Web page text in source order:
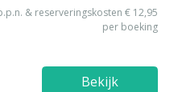
& reserveringskosten € 12,95
per boeking
Bekijk